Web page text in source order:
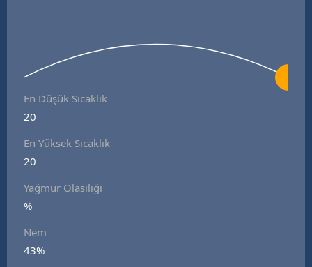
Burdur
En Düşük Sıcaklık
20
En Yüksek Sıcaklık
20
Yağmur Olasılığı
%
Nem
43%